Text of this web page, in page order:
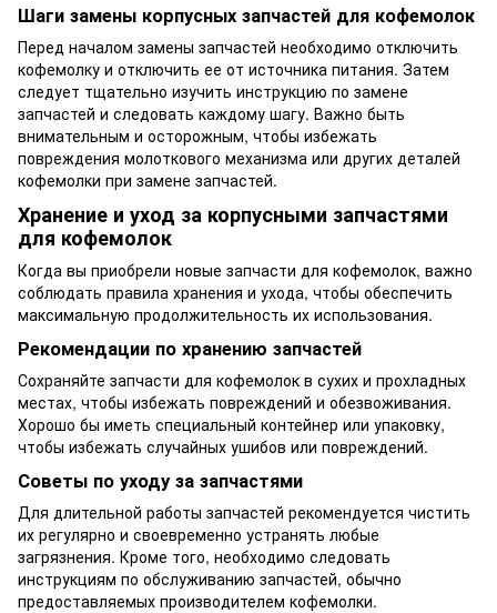
Шаги замены корпусных запчастей для кофемолок
Перед началом замены запчастей необходимо отключить
кофемолку и отключить ее от источника питания. Затем
следует тщательно изучить инструкцию по замене
запчастей и следовать каждому шагу. Важно быть
внимательным и осторожным, чтобы избежать
повреждения молоткового механизма или других деталей
кофемолки при замене запчастей.
Хранение и уход за корпусными запчастями
для кофемолок
Когда вы приобрели новые запчасти для кофемолок, важно
соблюдать правила хранения и ухода, чтобы обеспечить
максимальную продолжительность их использования.
Рекомендации по хранению запчастей
Сохраняйте запчасти для кофемолок в сухих и прохладных
местах, чтобы избежать повреждений и обезвоживания.
Хорошо бы иметь специальный контейнер или упаковку,
чтобы избежать случайных ушибов или повреждений.
Советы по уходу за запчастями
Для длительной работы запчастей рекомендуется чистить
их регулярно и своевременно устранять любые
загрязнения. Кроме того, необходимо следовать
инструкциям по обслуживанию запчастей, обычно
предоставляемых производителем кофемолки.